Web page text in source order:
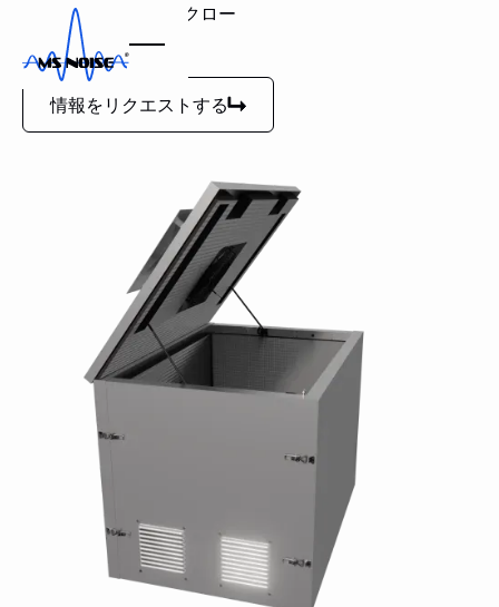
発電機用ノイズエンクロー
ジャー
情報をリクエストする
情報をリクエストする